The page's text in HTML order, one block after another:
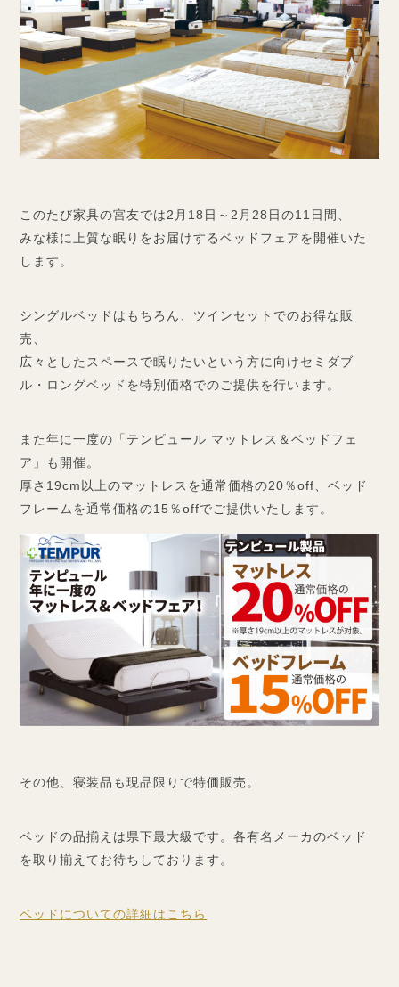
このたび家具の宮友では2月18日～2月28日の11日間、
みな様に上質な眠りをお届けするベッドフェアを開催いた
します。
シングルベッドはもちろん、ツインセットでのお得な販
売、
広々としたスペースで眠りたいという方に向けセミダブ
ル・ロングベッドを特別価格でのご提供を行います。
また年に一度の「テンピュール マットレス＆ベッドフェ
ア」も開催。
厚さ19cm以上のマットレスを通常価格の20％off、ベッド
フレームを通常価格の15％offでご提供いたします。
その他、寝装品も現品限りで特価販売。
ベッドの品揃えは県下最大級です。各有名メーカのベッド
を取り揃えてお待ちしております。
ベッドについての詳細はこちら